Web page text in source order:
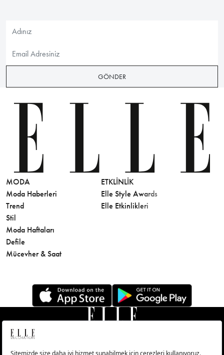
GÖNDER
MODA
Moda Haberleri
Trend
Stil
Moda Haftaları
Defile
Mücevher & Saat
ETKLINLIK
Elle Style Awards
Elle Etkinlikleri